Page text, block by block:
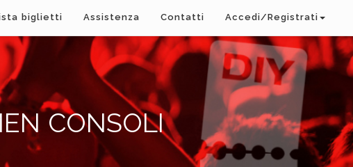
biglietti Assistenza Contatti Accedi/Registrati
CONSOLI